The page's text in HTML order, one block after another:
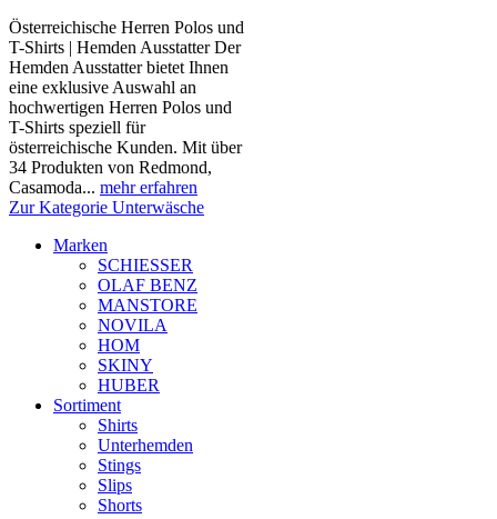
Österreichische Herren Polos und
T-Shirts | Hemden Ausstatter Der
Hemden Ausstatter bietet Ihnen
eine exklusive Auswahl an
hochwertigen Herren Polos und
T-Shirts speziell für
österreichische Kunden. Mit über
34 Produkten von Redmond,
Casamoda... mehr erfahren
Zur Kategorie Unterwäsche
Marken
SCHIESSER
OLAF BENZ
MANSTORE
NOVILA
HOM
SKINY
HUBER
Sortiment
Shirts
Unterhemden
Stings
Slips
Shorts